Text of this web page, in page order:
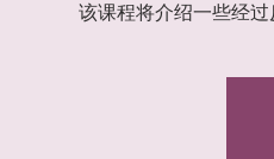
该课程将介绍一些经